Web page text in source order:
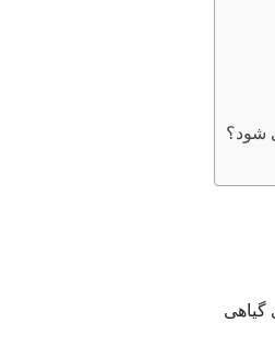
شود؟
گیاهی